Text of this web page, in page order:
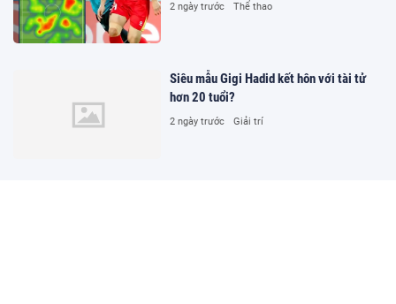
2 ngày trước Thể thao
Siêu mẫu Gigi Hadid kết hôn với tài tử
hơn 20 tuổi?
2 ngày trước Giải trí